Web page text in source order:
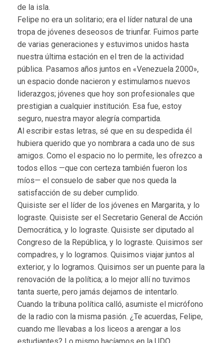
de la isla.
Felipe no era un solitario; era el líder natural de una
tropa de jóvenes deseosos de triunfar. Fuimos parte
de varias generaciones y estuvimos unidos hasta
nuestra última estación en el tren de la actividad
pública. Pasamos años juntos en «Venezuela 2000»,
un espacio donde nacieron y estimulamos nuevos
liderazgos; jóvenes que hoy son profesionales que
prestigian a cualquier institución. Esa fue, estoy
seguro, nuestra mayor alegría compartida.
Al escribir estas letras, sé que en su despedida él
hubiera querido que yo nombrara a cada uno de sus
amigos. Como el espacio no lo permite, les ofrezco a
todos ellos —que con certeza también fueron los
míos— el consuelo de saber que nos queda la
satisfacción de su deber cumplido.
Quisiste ser el líder de los jóvenes en Margarita, y lo
lograste. Quisiste ser el Secretario General de Acción
Democrática, y lo lograste. Quisiste ser diputado al
Congreso de la República, y lo lograste. Quisimos ser
compadres, y lo logramos. Quisimos viajar juntos al
exterior, y lo logramos. Quisimos ser un puente para la
renovación de la política; a lo mejor allí no tuvimos
tanta suerte, pero jamás dejamos de intentarlo.
Cuando la tribuna política calló, asumiste el micrófono
de la radio con la misma pasión. ¿Te acuerdas, Felipe,
cuando me llevabas a los liceos a arengar a los